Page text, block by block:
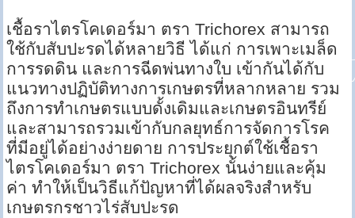
เชื้อราไตรโคเดอร์มา ตรา Trichorex สามารถ
ใช้กับสับปะรดได้หลายวิธี ได้แก่ การเพาะเมล็ด
การรดดิน และการฉีดพ่นทางใบ เข้ากันได้กับ
แนวทางปฏิบัติทางการเกษตรที่หลากหลาย รวม
ถึงการทำเกษตรแบบดั้งเดิมและเกษตรอินทรีย์
และสามารถรวมเข้ากับกลยุทธ์การจัดการโรค
ที่มีอยู่ได้อย่างง่ายดาย การประยุกต์ใช้เชื้อรา
ไตรโคเดอร์มา ตรา Trichorex นั้นง่ายและคุ้ม
ค่า ทำให้เป็นวิธีแก้ปัญหาที่ได้ผลจริงสำหรับ
เกษตรกรชาวไร่สับปะรด